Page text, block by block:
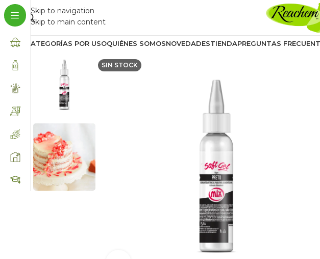
Skip to navigation
Skip to main content
CATEGORÍAS POR USOQUIÉNES SOMOSNOVEDADESTIENDAPREGUNTAS
SIN STOCK